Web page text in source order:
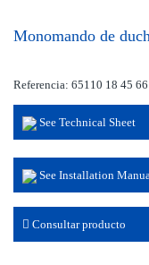
Monomando de
Referencia: 65110 18 45 66
See Technical Sheet
See Installation
Consultar producto